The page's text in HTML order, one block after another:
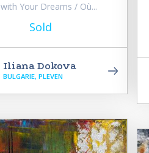
Your Dreams / Où...
Sold
Iliana Dokova
BULGARIE, PLEVEN